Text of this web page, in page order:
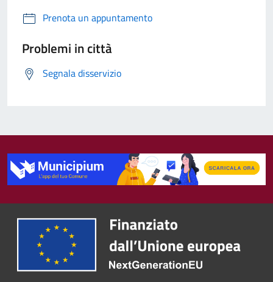
Prenota un appuntamento
Problemi in città
Segnala disservizio